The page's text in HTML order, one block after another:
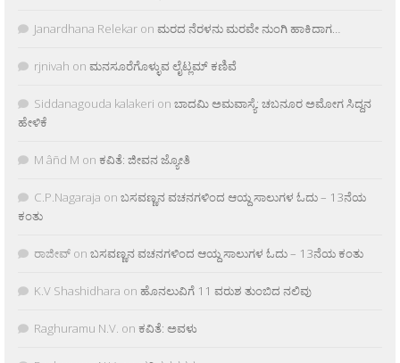
Janardhana Relekar on ಮರದ ನೆರಳನು ಮರವೇ ನುಂಗಿ ಹಾಕಿದಾಗ…
rjnivah on ಮನಸೂರೆಗೊಳ್ಳುವ ಲೈಟ್ಲಮ್ ಕಣಿವೆ
Siddanagouda kalakeri on ಬಾದಮಿ ಅಮವಾಸ್ಯೆ: ಚಬನೂರ ಅಮೋಗ ಸಿದ್ದನ
ಹೇಳಿಕೆ
M âñd M on ಕವಿತೆ: ಜೀವನ ಜ್ಯೋತಿ
C.P.Nagaraja on ಬಸವಣ್ಣನ ವಚನಗಳಿಂದ ಆಯ್ದ ಸಾಲುಗಳ ಓದು – 13ನೆಯ
ಕಂತು
ರಾಜೀವ್ on ಬಸವಣ್ಣನ ವಚನಗಳಿಂದ ಆಯ್ದ ಸಾಲುಗಳ ಓದು – 13ನೆಯ ಕಂತು
K.V Shashidhara on ಹೊನಲುವಿಗೆ 11 ವರುಶ ತುಂಬಿದ ನಲಿವು
Raghuramu N.V. on ಕವಿತೆ: ಅವಳು